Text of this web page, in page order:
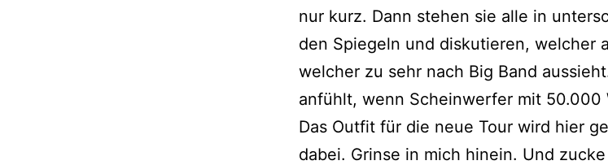
nur kurz. Dann stehen sie alle in
den Spiegeln und diskutieren, welcher
welcher zu sehr nach Big Band
anfühlt, wenn Scheinwerfer mit 50.000
Das Outfit für die neue Tour wird hier
dabei. Grinse in mich hinein. Und